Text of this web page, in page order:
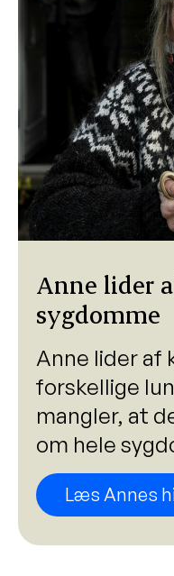
Anne lider
sygdomme
Anne lider af
forskellige
mangler, at
om hele
Læs Annes